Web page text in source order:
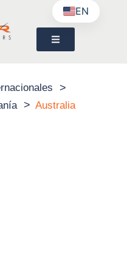
>
> Australia
EN